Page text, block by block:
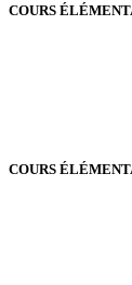
COURS
COURS